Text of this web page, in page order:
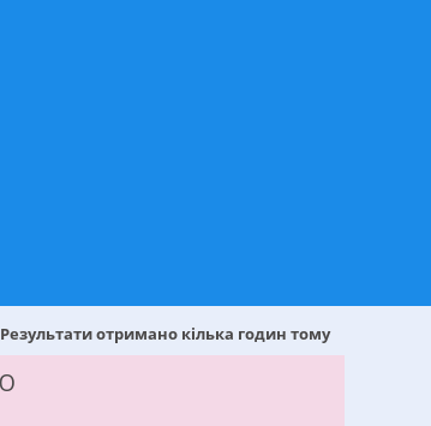
Результати отримано кілька годин тому